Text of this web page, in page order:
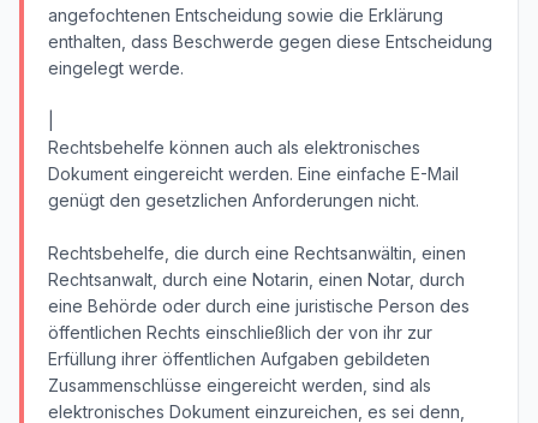
angefochtenen Entscheidung sowie die Erklärung
enthalten, dass Beschwerde gegen diese Entscheidung
eingelegt werde.
Rechtsbehelfe können auch als elektronisches
Dokument eingereicht werden. Eine einfache E-Mail
genügt den gesetzlichen Anforderungen nicht.
Rechtsbehelfe, die durch eine Rechtsanwältin, einen
Rechtsanwalt, durch eine Notarin, einen Notar, durch
eine Behörde oder durch eine juristische Person des
öffentlichen Rechts einschließlich der von ihr zur
Erfüllung ihrer öffentlichen Aufgaben gebildeten
Zusammenschlüsse eingereicht werden, sind als
elektronisches Dokument einzureichen, es sei denn,